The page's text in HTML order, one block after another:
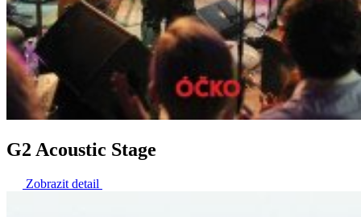
G2 Acoustic Stage
Zobrazit detail